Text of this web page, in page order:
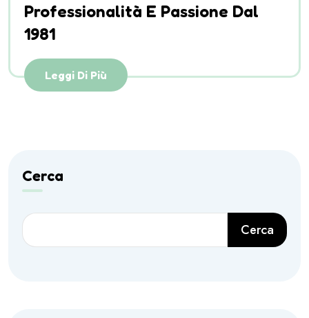
Professionalità E Passione Dal
1981
Leggi Di Più
Cerca
Cerca